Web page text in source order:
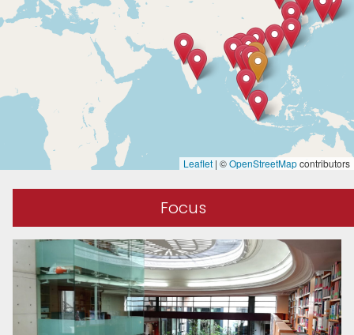
Leaflet | ©OpenStreetMapcontributors
Focus